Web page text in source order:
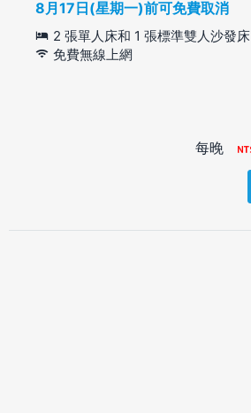
8月17日(星期一)前可免費取消
2 張單人床和 1 張標準雙人沙發床
免費無線上網
每晚